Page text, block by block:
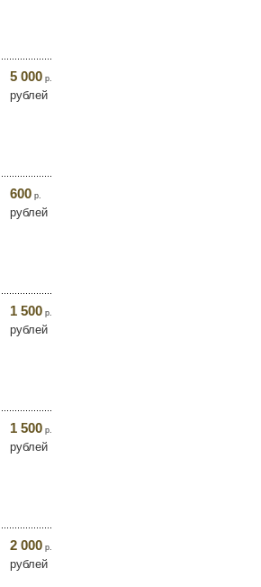
5 000 р.
рублей
600 р.
рублей
1 500 р.
рублей
1 500 р.
рублей
2 000 р.
рублей